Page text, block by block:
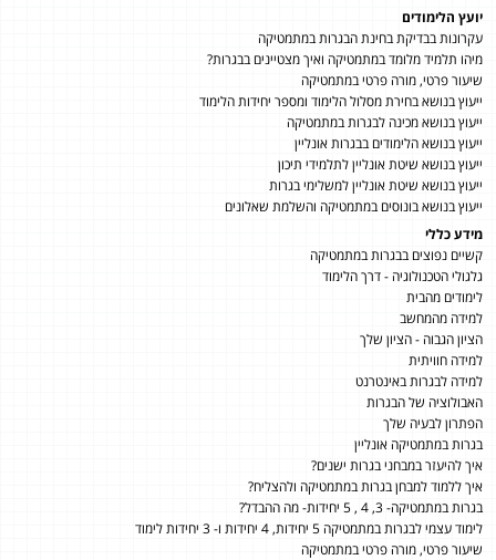
יועץ הלימודים
עקרונות בבדיקת בחינת הבגרות במתמטיקה
מיהו תלמיד מלומד במתמטיקה ואיך מצטיינים בבגרות?
שיעור פרטי, מורה פרטי במתמטיקה
ייעוץ בנושא בחירת מסלול הלימוד ומספר יחידות הלימוד
ייעוץ בנושא מכינה לבגרות במתמטיקה
ייעוץ בנושא הלימודים בבגרות אונליין
ייעוץ בנושא שיטת אונליין לתלמידי תיכון
ייעוץ בנושא שיטת אונליין למשלימי בגרות
ייעוץ בנושא בונוסים במתמטיקה והשלמת שאלונים
מידע כללי
קשיים נפוצים בבגרות במתמטיקה
גלגולי הטכנולוגיה - דרך הלימוד
לימודים מהבית
למידה מהמחשב
הציון הגבוה - הציון שלך
למידה חוויתית
למידה לבגרות באינטרנט
האבולוציה של הבגרות
הפתרון לבעיה שלך
בגרות במתמטיקה אונליין
איך להיעזר במבחני בגרות ישנים?
איך ללמוד למבחן בגרות במתמטיקה ולהצליח?
בגרות במתמטיקה- 3, 4 , 5 יחידות- מה ההבדל?
לימוד עצמי לבגרות במתמטיקה 5 יחידות, 4 יחידות ו- 3 יחידות לימוד
שיעור פרטי, מורה פרטי במתמטיקה